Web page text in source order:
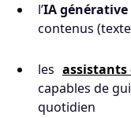
l’IA générative
contenus
les assistants
capables de
quotidien